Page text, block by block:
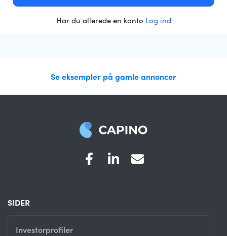
Har du allerede en konto Log ind
Se eksempler på gamle annoncer
SIDER
Investorprofiler